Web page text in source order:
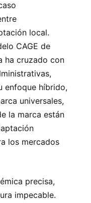
local.
CAGE de
ha cruzado con
enfoque híbrido,
universales,
la marca están
los mercados
precisa,
impecable.